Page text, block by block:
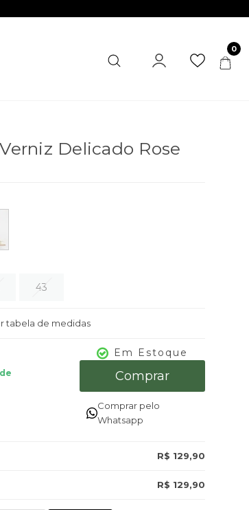
0
Delicado Rose
43
tabela de medidas
Em Estoque
Comprar
Comprar pelo
Whatsapp
R$ 129,90
R$ 129,90